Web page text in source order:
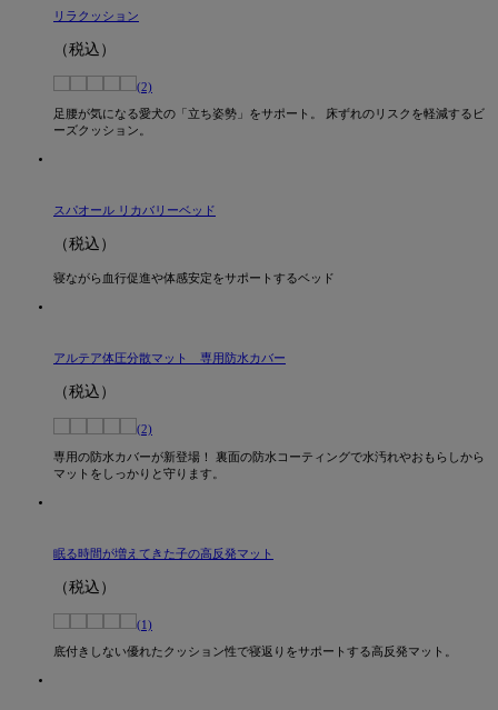
リラクッション
（税込）
(2)
足腰が気になる愛犬の「立ち姿勢」をサポート。 床ずれのリスクを軽減するビ
ーズクッション。
スパオール リカバリーベッド
（税込）
寝ながら血行促進や体感安定をサポートするベッド
アルテア体圧分散マット 専用防水カバー
（税込）
(2)
専用の防水カバーが新登場！ 裏面の防水コーティングで水汚れやおもらしから
マットをしっかりと守ります。
眠る時間が増えてきた子の高反発マット
（税込）
(1)
底付きしない優れたクッション性で寝返りをサポートする高反発マット。